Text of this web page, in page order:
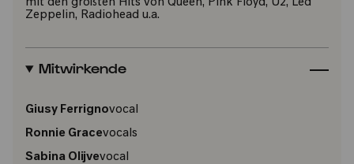
mit den größten Hits von Queen, Pink Floyd, U2, Led
Zeppelin, Radiohead u.a.
Mitwirkende
Giusy Ferrignovocal
Ronnie Gracevocals
Sabina Olijvevocal